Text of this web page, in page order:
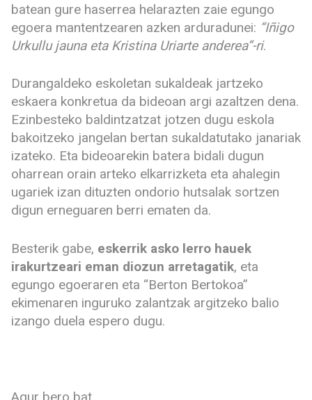
batean gure haserrea helarazten zaie egungo
egoera mantentzearen azken arduradunei: “Iñigo
Urkullu jauna eta Kristina Uriarte anderea”-ri.
Durangaldeko eskoletan sukaldeak jartzeko
eskaera konkretua da bideoan argi azaltzen dena.
Ezinbesteko baldintzatzat jotzen dugu eskola
bakoitzeko jangelan bertan sukaldatutako janariak
izateko. Eta bideoarekin batera bidali dugun
oharrean orain arteko elkarrizketa eta ahalegin
ugariek izan dituzten ondorio hutsalak sortzen
digun erneguaren berri ematen da.
Besterik gabe, eskerrik asko lerro hauek
irakurtzeari eman diozun arretagatik, eta
egungo egoeraren eta “Berton Bertokoa”
ekimenaren inguruko zalantzak argitzeko balio
izango duela espero dugu.
Agur bero bat,